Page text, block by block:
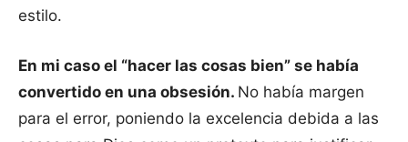
estilo.
En mi caso el “hacer las cosas bien” se había
convertido en una obsesión. No había margen
para el error, poniendo la excelencia debida a las